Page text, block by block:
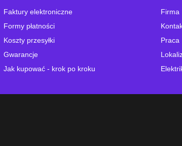
Faktury elektroniczne
Formy płatności
Koszty przesyłki
Gwarancje
Jak kupować - krok po kroku
Firma
Praca